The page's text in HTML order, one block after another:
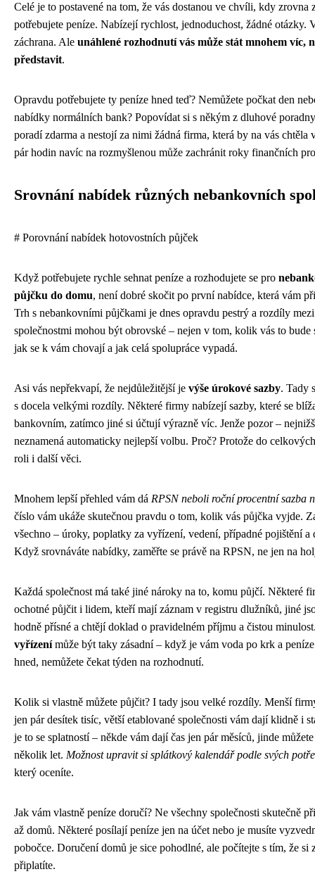
Celé je to postavené na tom, že vás dostanou ve chvíli, kdy zrovna
potřebujete peníze. Nabízejí rychlost, jednoduchost, žádné otázky.
záchrana. Ale unáhlené rozhodnutí vás může stát mnohem víc,
představit.
Opravdu potřebujete ty peníze hned teď? Nemůžete počkat den
nabídky normálních bank? Popovídat si s někým z dluhové
poradí zdarma a nestojí za nimi žádná firma, která by na vás chtěla
pár hodin navíc na rozmyšlenou může zachránit roky finančních
Srovnání nabídek různých nebankovních
# Porovnání nabídek hotovostních půjček
Když potřebujete rychle sehnat peníze a rozhodujete se pro
půjčku do domu, není dobré skočit po první nabídce, která vám
Trh s nebankovními půjčkami je dnes opravdu pestrý a rozdíly
společnostmi mohou být obrovské – nejen v tom, kolik vás to bude
jak se k vám chovají a jak celá spolupráce vypadá.
Asi vás nepřekvapí, že nejdůležitější je výše úrokové sazby. Tady
s docela velkými rozdíly. Některé firmy nabízejí sazby, které se
bankovním, zatímco jiné si účtují výrazně víc. Jenže pozor –
neznamená automaticky nejlepší volbu. Proč? Protože do
roli i další věci.
Mnohem lepší přehled vám dá RPSN neboli roční procentní sazba
číslo vám ukáže skutečnou pravdu o tom, kolik vás půjčka vyjde.
všechno – úroky, poplatky za vyřízení, vedení, případné pojištění a
Když srovnáváte nabídky, zaměřte se právě na RPSN, ne jen na
Každá společnost má také jiné nároky na to, komu půjčí. Některé
ochotné půjčit i lidem, kteří mají záznam v registru dlužníků, jiné
hodně přísné a chtějí doklad o pravidelném příjmu a čistou
vyřízenímůže být taky zásadní – když je vám voda po krk a
hned, nemůžete čekat týden na rozhodnutí.
Kolik si vlastně můžete půjčit? I tady jsou velké rozdíly. Menší
jen pár desítek tisíc, větší etablované společnosti vám dají klidně i
je to se splatností – někde vám dají čas jen pár měsíců, jinde
několik let. Možnost upravit si splátkový kalendář podle svých
který oceníte.
Jak vám vlastně peníze doručí? Ne všechny společnosti skutečně
až domů. Některé posílají peníze jen na účet nebo je musíte
pobočce. Doručení domů je sice pohodlné, ale počítejte s tím, že si
připlatíte.